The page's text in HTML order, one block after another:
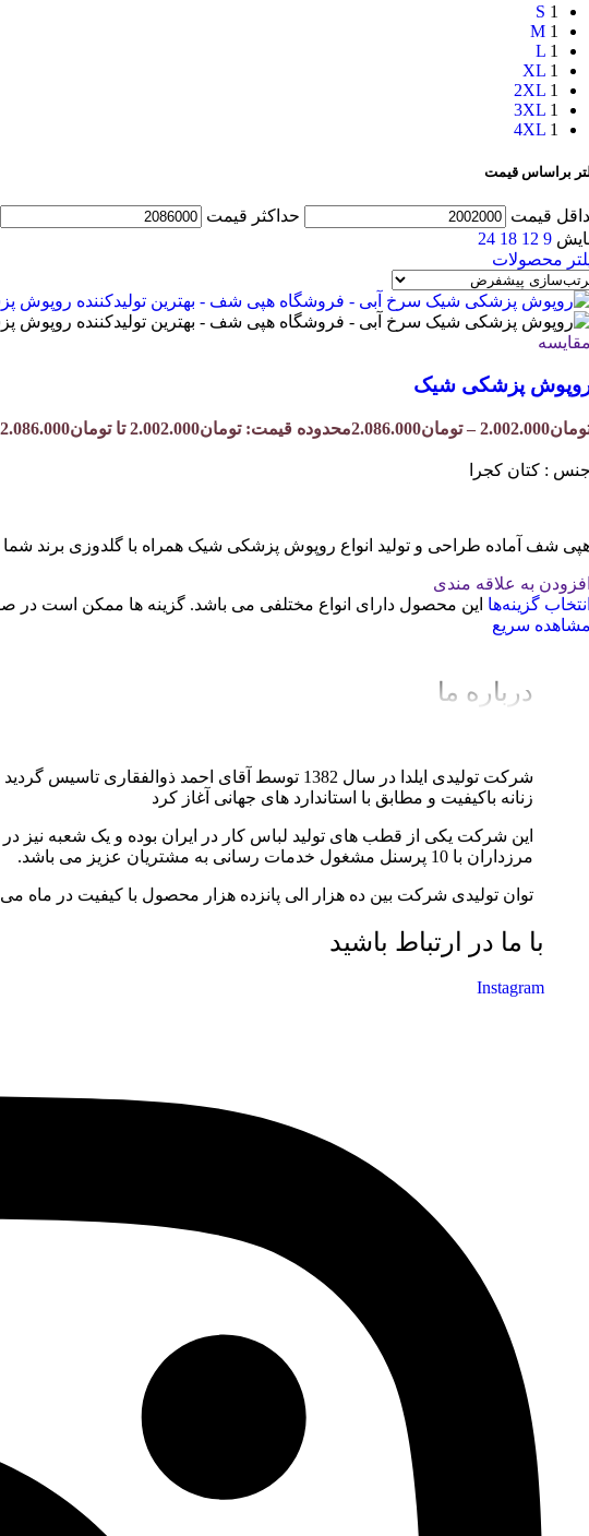
S 1
M 1
L 1
XL 1
2XL 1
3XL 1
4XL 1
براساس قیمت
قیمت حداکثر قیمت
9
12
18
24
محصولات
پزشکی شیک
2.002.000
– تومان2.086.000محدوده قیمت: تومان2.002.000 تا تومان2.086.000
: کتان کجرا
شف آماده طراحی و تولید انواع روپوش پزشکی شیک همراه با گلدوزی برند
به علاقه مندی
گزینه‌ها این محصول دارای انواع مختلفی می باشد. گزینه ها ممکن است در
سریع
درباره ما
شرکت تولیدی ایلدا در سال 1382 توسط آقای احمد
زنانه باکیفیت و مطابق با استاندارد های جهانی آغاز کرد
مرزداران با 10 پرسنل مشغول خدمات رسانی به مشتریان عزیز می باشد.
توان تولیدی شرکت بین ده هزار الی پانزده هزار محصول با کیفیت در ماه
با ما در ارتباط باشید
Instagram